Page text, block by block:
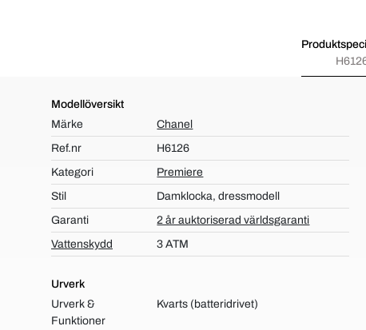
Modellöversikt
Märke
Chanel
Ref.nr
H6126
Kategori
Premiere
Stil
Damklocka, dressmodell
Garanti
2 år auktoriserad världsgaranti
Vattenskydd
3 ATM
Urverk
Urverk &
Funktioner
Kvarts (batteridrivet)